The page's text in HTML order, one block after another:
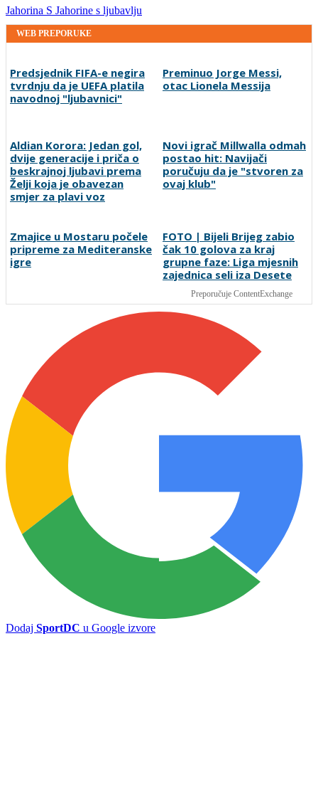
Jahorina S Jahorine s ljubavlju
WEB PREPORUKE
Predsjednik FIFA-e negira
tvrdnju da je UEFA platila
navodnoj "ljubavnici"
Preminuo Jorge Messi,
otac Lionela Messija
beskrajnoj ljubavi prema
Želji koja je obavezan
smjer za plavi voz
Novi igrač Millwalla odmah
postao hit: Navijači
poručuju da je "stvoren za
ovaj klub"
Zmajice u Mostaru počele
pripreme za Mediteranske
FOTO | Bijeli Brijeg zabio
Preporučuje ContentExchange